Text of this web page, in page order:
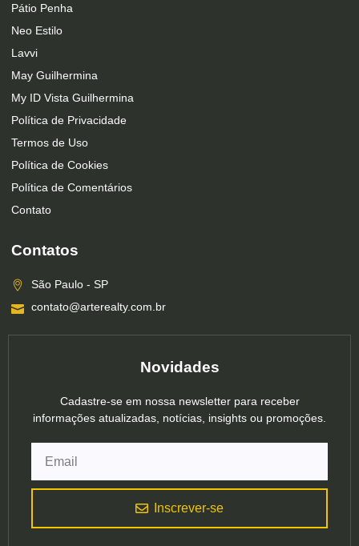
Pátio Penha
Neo Estilo
Lavvi
May Guilhermina
My ID Vista Guilhermina
Política de Privacidade
Termos de Uso
Política de Cookies
Política de Comentários
Contato
Contatos
São Paulo - SP
contato@arterealty.com.br
Novidades
Cadastre-se em nossa newsletter para receber
informações atualizadas, notícias, insights ou promoções.
Inscrever-se